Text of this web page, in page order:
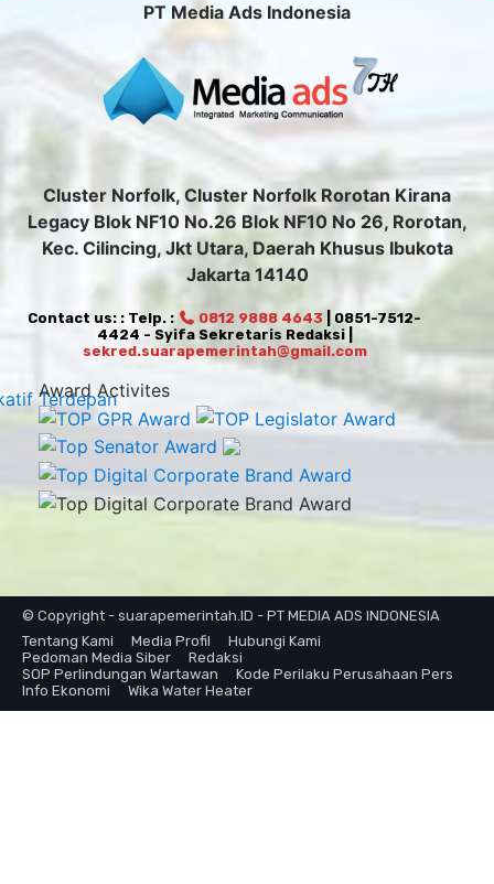
PT Media Ads Indonesia
Cluster Norfolk, Cluster Norfolk Rorotan Kirana
Legacy Blok NF10 No.26 Blok NF10 No 26, Rorotan,
Kec. Cilincing, Jkt Utara, Daerah Khusus Ibukota
Jakarta 14140
Contact us: : Telp. : 0812 9888 4643 | 0851-7512-
4424 - Syifa Sekretaris Redaksi |
sekred.suarapemerintah@gmail.com
Award Activites
© Copyright - suarapemerintah.ID - PT MEDIA ADS INDONESIA
Tentang Kami
Media Profil
Hubungi Kami
Pedoman Media Siber
Redaksi
SOP Perlindungan Wartawan
Kode Perilaku Perusahaan Pers
Info Ekonomi
Wika Water Heater